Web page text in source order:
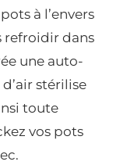
à l’envers
refroidir dans
une auto-
stérilise
toute
vos pots